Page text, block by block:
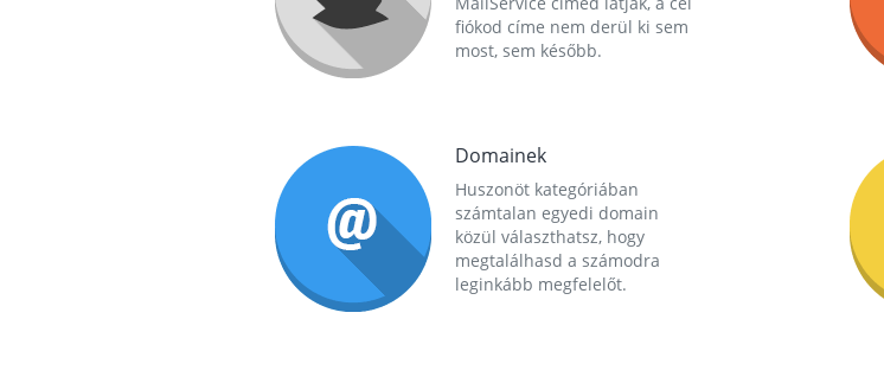
fiókod címe nem derül ki sem
most, sem később.
Domainek
Huszonöt kategóriában
számtalan egyedi domain
közül választhatsz, hogy
megtalálhasd a számodra
leginkább megfelelőt.